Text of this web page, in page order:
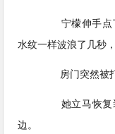
宁檬伸手点了
水纹一样波浪了几秒
房门突然被打
她立马恢复
边。